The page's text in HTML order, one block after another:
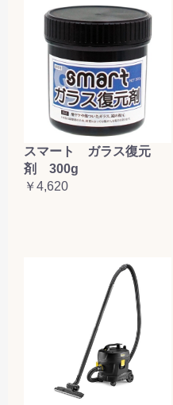
スマート ガラス復元
剤 300g
￥4,620